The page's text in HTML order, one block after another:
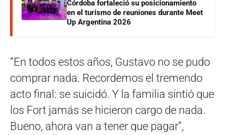
Córdoba fortaleció su posicionamiento
en el turismo de reuniones durante Meet
Up Argentina 2026
“En todos estos años, Gustavo no se pudo
comprar nada. Recordemos el tremendo
acto final: se suicidó. Y la familia sintió que
los Fort jamás se hicieron cargo de nada.
Bueno, ahora van a tener que pagar”,